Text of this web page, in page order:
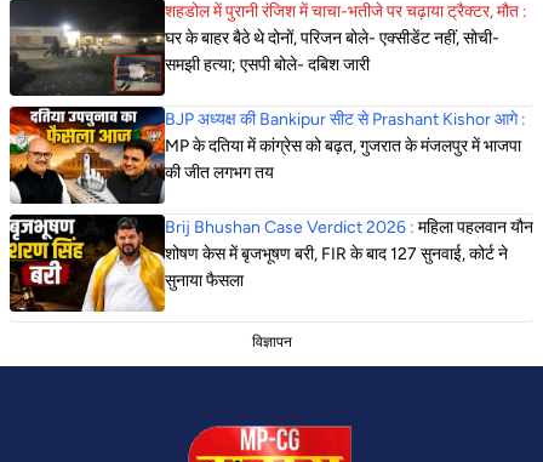
शहडोल में पुरानी रंजिश में चाचा-भतीजे पर चढ़ाया ट्रैक्टर, मौत :
घर के बाहर बैठे थे दोनों, परिजन बोले- एक्सीडेंट नहीं, सोची-
समझी हत्या; एसपी बोले- दबिश जारी
BJP अध्यक्ष की Bankipur सीट से Prashant Kishor आगे :
MP के दतिया में कांग्रेस को बढ़त, गुजरात के मंजलपुर में भाजपा
की जीत लगभग तय
Brij Bhushan Case Verdict 2026 : महिला पहलवान यौन
शोषण केस में बृजभूषण बरी, FIR के बाद 127 सुनवाई, कोर्ट ने
सुनाया फैसला
विज्ञापन